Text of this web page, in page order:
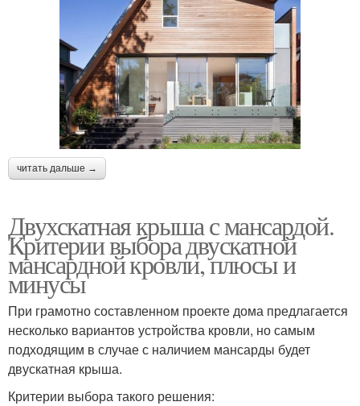
читать дальше →
Двухскатная крыша с мансардой.
Критерии выбора двускатной
мансардной кровли, плюсы и
минусы
При грамотно составленном проекте дома предлагается
несколько вариантов устройства кровли, но самым
подходящим в случае с наличием мансарды будет
двускатная крыша.
Критерии выбора такого решения: